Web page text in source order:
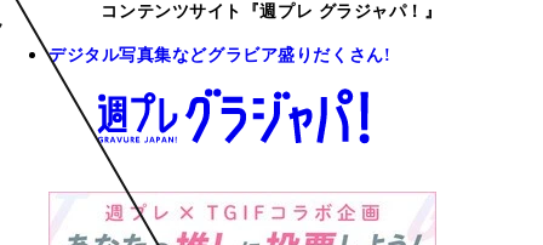
コンテンツサイト『週プレ グラジャパ！』
デジタル写真集などグラビア盛りだくさん!